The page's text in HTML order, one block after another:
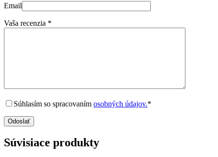
Email
Vaša recenzia *
Súhlasím so spracovaním osobných údajov.*
Odoslať
Súvisiace produkty